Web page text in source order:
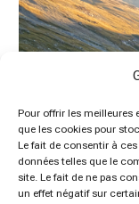
Pour offrir les meilleures
que les cookies pour
Le fait de consentir à
données telles que le
site. Le fait de ne pas
un effet négatif sur